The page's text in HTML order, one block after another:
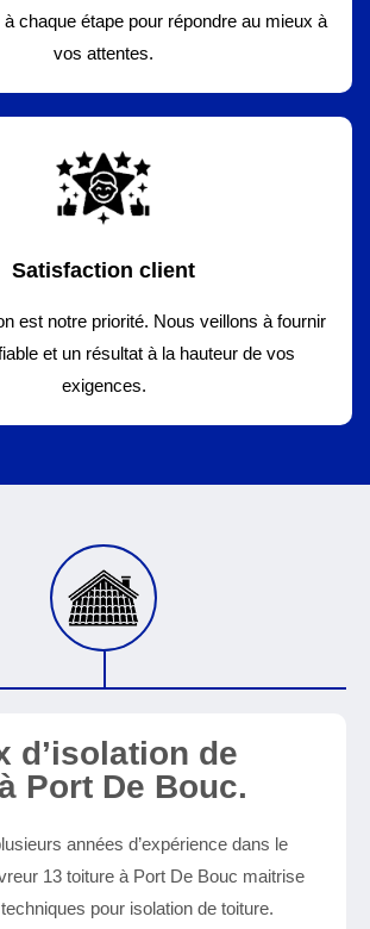
chaque étape pour répondre au mieux à
vos attentes.
Satisfaction client
est notre priorité. Nous veillons à fournir
et un résultat à la hauteur de vos
exigences.
d’isolation de
Port De Bouc.
années d’expérience dans le
13 toiture à Port De Bouc maitrise
pour isolation de toiture.